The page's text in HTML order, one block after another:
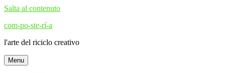
Salta al contenuto
com-po-ste-rí-a
l'arte del riciclo creativo
Menu